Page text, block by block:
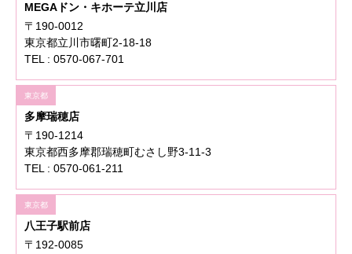
MEGAドン・キホーテ立川店
〒190-0012
東京都立川市曙町2-18-18
TEL : 0570-067-701
東京都
多摩瑞穂店
〒190-1214
東京都西多摩郡瑞穂町むさし野3-11-3
TEL : 0570-061-211
東京都
八王子駅前店
〒192-0085